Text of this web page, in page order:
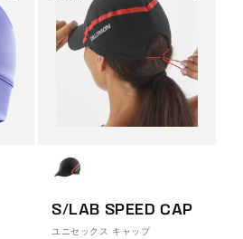
S/LAB SPEED CAP
ユニセックス キャップ